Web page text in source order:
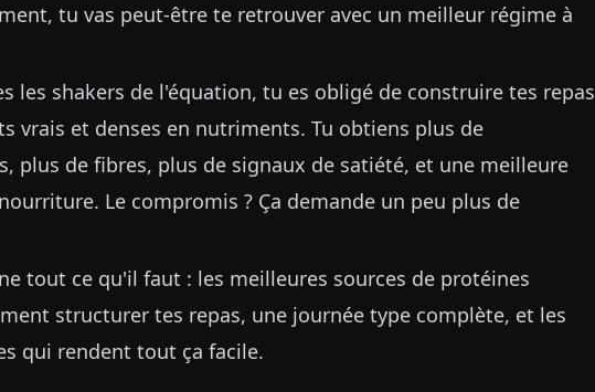
tu vas peut-être te retrouver avec un meilleur régime à
les shakers de l'équation, tu es obligé de construire tes repas
vrais et denses en nutriments. Tu obtiens plus de
plus de fibres, plus de signaux de satiété, et une meilleure
Le compromis ? Ça demande un peu plus de
tout ce qu'il faut : les meilleures sources de protéines
structurer tes repas, une journée type complète, et les
qui rendent tout ça facile.